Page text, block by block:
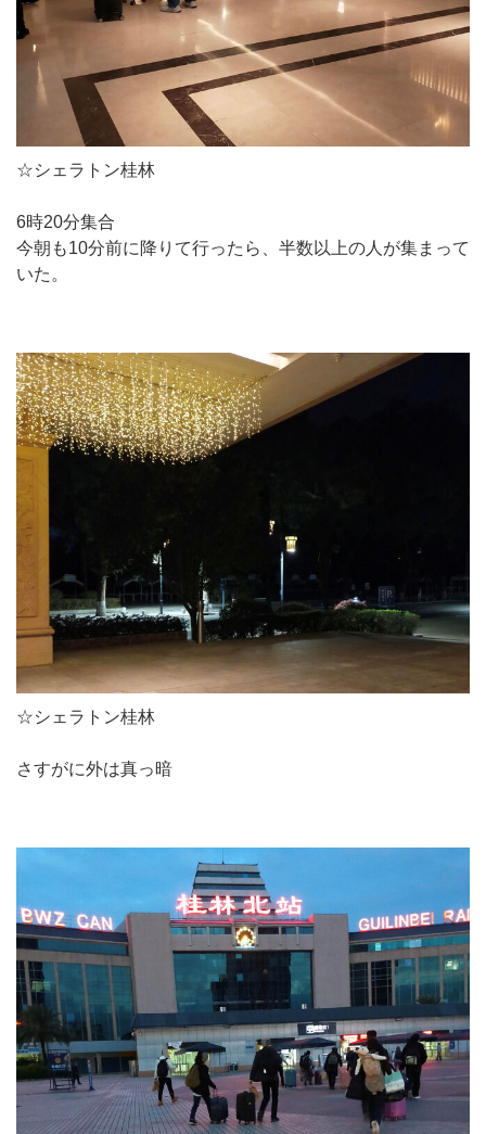
☆シェラトン桂林
6時20分集合
今朝も10分前に降りて行ったら、半数以上の人が集まって
いた。
☆シェラトン桂林
さすがに外は真っ暗